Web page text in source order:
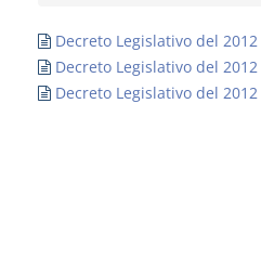
Decreto Legislativo del
Decreto Legislativo del
Decreto Legislativo del